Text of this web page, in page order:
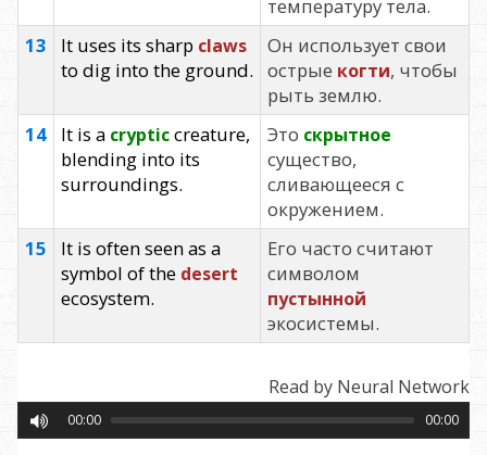
температуру тела.
13
It uses its sharp claws
to dig into the ground.
Он использует свои
острые когти, чтобы
рыть землю.
14
It is a crypticcreature,
blending into its
surroundings.
Это скрытное
существо,
сливающееся с
окружением.
15
It is often seen as a
symbol of the desert
ecosystem.
Его часто считают
символом
пустынной
экосистемы.
Read by Neural Network
00:00 00:00